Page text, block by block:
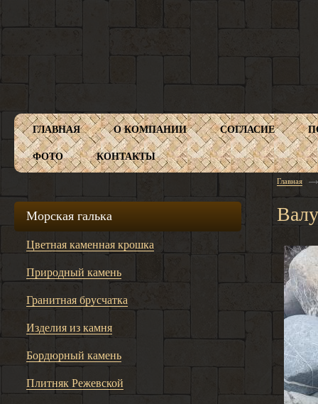
ГЛАВНАЯ О КОМПАНИИ СОГЛАСИЕ
ФОТО КОНТАКТЫ
Морская галька
Цветная каменная крошка
Природный камень
Гранитная брусчатка
Изделия из камня
Бордюрный камень
Плитняк Режевской
Главная